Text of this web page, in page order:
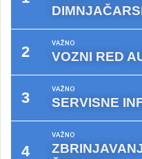
VAŽNO
VOZNI RED
VAŽNO
SERVISNE
VAŽNO